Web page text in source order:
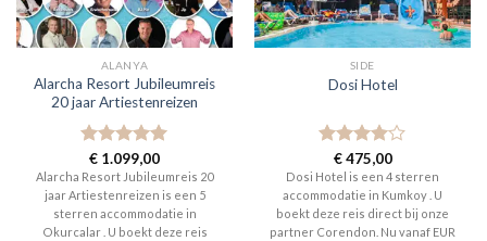
ALANYA
Alarcha Resort Jubileumreis
20 jaar Artiestenreizen
Gewaardeerd
5uit 5
€ 1.099,00
Alarcha Resort Jubileumreis 20
jaar Artiestenreizen is een 5
sterren accommodatie in
Okurcalar . U boekt deze reis
SIDE
Dosi Hotel
Gewaardeerd
4uit 5
€475,00
Dosi Hotel is een 4 sterren
accommodatie in Kumkoy . U
boekt deze reis direct bij onze
partner Corendon. Nu vanaf EUR